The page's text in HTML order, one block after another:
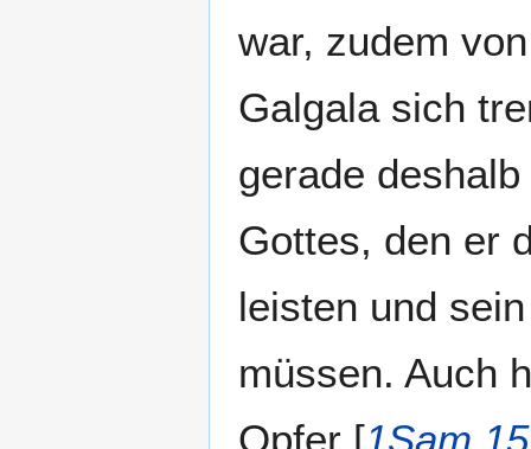
war, zudem
Galgala sich
gerade
Gottes, den er
leisten und
müssen. Auch
Opfer [1Sam